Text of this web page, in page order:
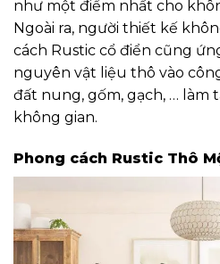
như một điểm nhất cho
Ngoài ra, người thiết kế
cách Rustic cổ điển cũng
nguyên vật liệu thô vào
đất nung, gốm, gạch, … làm
không gian.
Phong cách Rustic Thô